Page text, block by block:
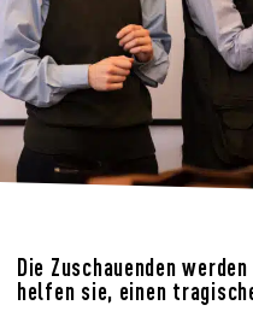
Die Zuschauenden
helfen sie, einen